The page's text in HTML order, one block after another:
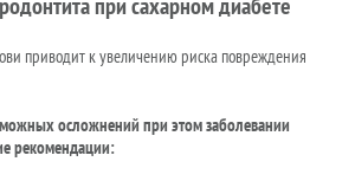
при сахарном диабете
приводит к увеличению риска повреждения
осложнений при этом заболевании
рекомендации: